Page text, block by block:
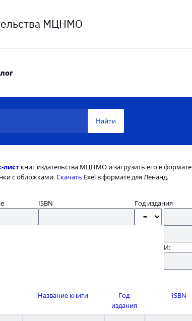
МЦНМО
лист книг издательства МЦНМО и загрузить его в формате
с обложками.Скачать Exel в формате для Ленанд.
ISBN Год издания
И:
Название книги
Год
издания
ISBN